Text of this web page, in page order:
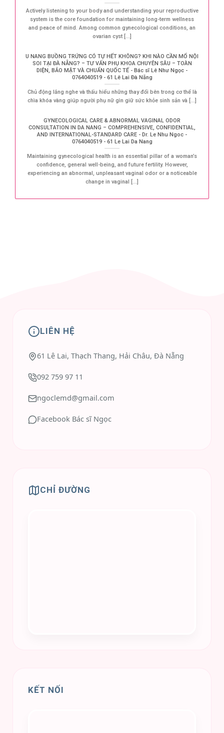
Actively listening to your body and understanding your reproductive
system is the core foundation for maintaining long-term wellness
and peace of mind. Among common gynecological conditions, an
ovarian cyst [...]
U NANG BUỒNG TRỨNG CÓ TỰ HẾT KHÔNG? KHI NÀO CẦN MỔ NỘI
SOI TẠI ĐÀ NẴNG? – TƯ VẤN PHỤ KHOA CHUYÊN SÂU – TOÀN
DIỆN, BẢO MẬT VÀ CHUẨN QUỐC TẾ - Bác sĩ Lê Như Ngọc -
0764040519 - 61 Lê Lai Đà Nẵng
Chủ động lắng nghe và thấu hiểu những thay đổi bên trong cơ thể là
chìa khóa vàng giúp người phụ nữ gìn giữ sức khỏe sinh sản và [...]
GYNECOLOGICAL CARE & ABNORMAL VAGINAL ODOR
CONSULTATION IN DA NANG – COMPREHENSIVE, CONFIDENTIAL,
AND INTERNATIONAL-STANDARD CARE - Dr. Le Nhu Ngoc -
0764040519 - 61 Le Lai Da Nang
Maintaining gynecological health is an essential pillar of a woman’s
confidence, general well-being, and future fertility. However,
experiencing an abnormal, unpleasant vaginal odor or a noticeable
change in vaginal [...]
LIÊN HỆ
61 Lê Lai, Thạch Thang, Hải Châu, Đà Nẵng
092 759 97 11
ngoclemd@gmail.com
Facebook Bác sĩ Ngọc
CHỈ ĐƯỜNG
KẾT NỐI